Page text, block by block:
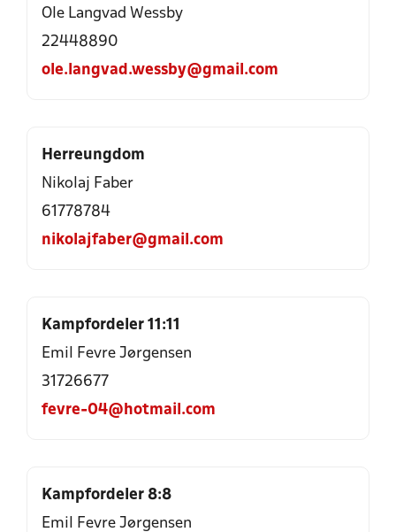
Ole Langvad Wessby
22448890
ole.langvad.wessby@gmail.com
Herreungdom
Nikolaj Faber
61778784
nikolajfaber@gmail.com
Kampfordeler 11:11
Emil Fevre Jørgensen
31726677
fevre-04@hotmail.com
Kampfordeler 8:8
Emil Fevre Jørgensen